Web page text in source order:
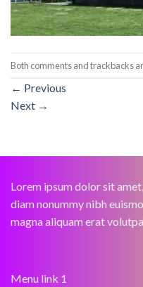
Both comments and trackbacks
← Previous
Next →
Lorem ipsum dolor sit
diam nonummy nibh
magna aliquam erat
Menu link 1